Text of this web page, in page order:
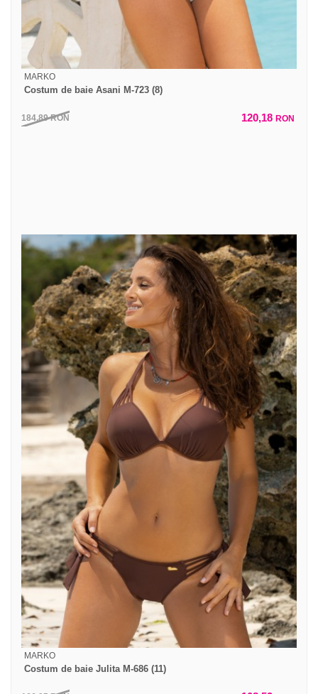
MARKO
Costum de baie Asani M-723 (8)
184,89RON 120,18 RON
MARKO
Costum de baie Julita M-686 (11)